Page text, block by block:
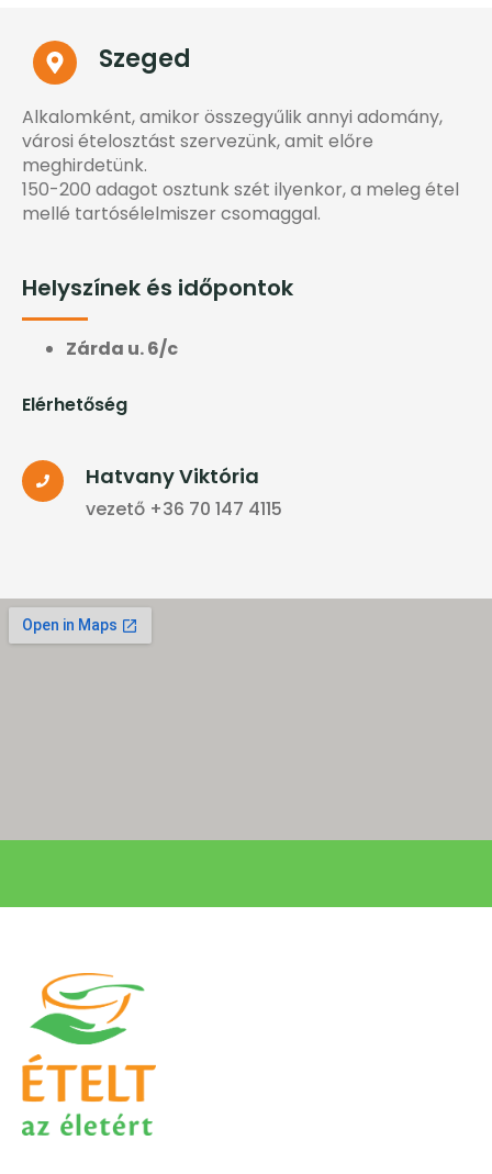
Szeged
Alkalomként, amikor összegyűlik annyi adomány,
városi ételosztást szervezünk, amit előre
meghirdetünk.
150-200 adagot osztunk szét ilyenkor, a meleg étel
mellé tartósélelmiszer csomaggal.
Helyszínek és időpontok
Zárda u. 6/c
Elérhetőség
Hatvany Viktória
vezető +36 70 147 4115